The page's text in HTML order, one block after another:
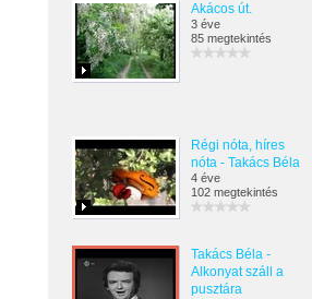
Akácos út.
3 éve
85 megtekintés
Régi nóta, híres
nóta - Takács Béla
4 éve
102 megtekintés
Takács Béla -
Alkonyat száll a
pusztára